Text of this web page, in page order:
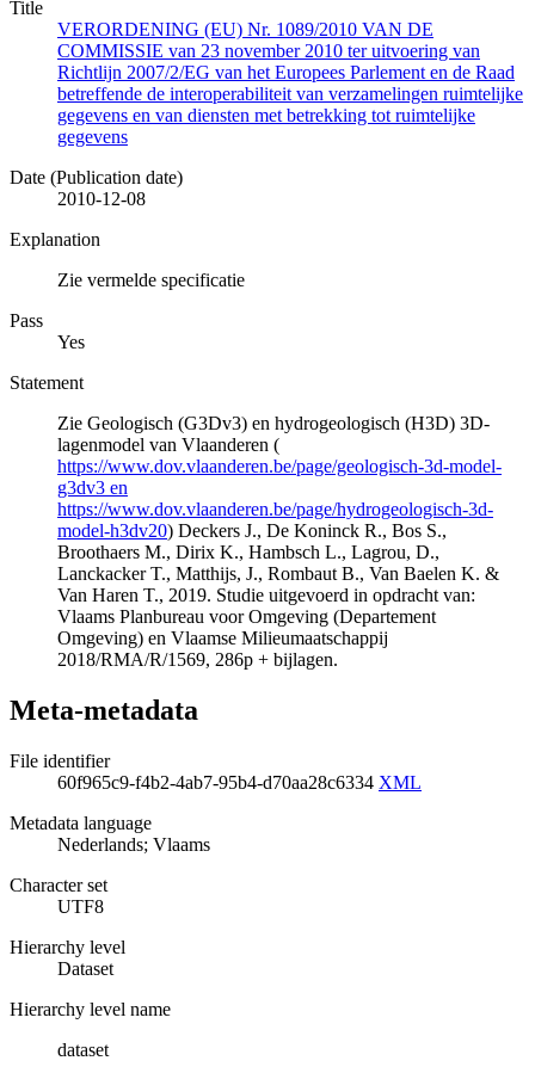
Title
VERORDENING (EU) Nr. 1089/2010 VAN DE
COMMISSIE van 23 november 2010 ter uitvoering van
Richtlijn 2007/2/EG van het Europees Parlement en de Raad
betreffende de interoperabiliteit van verzamelingen ruimtelijke
gegevens en van diensten met betrekking tot ruimtelijke
gegevens
Date (Publication date)
2010-12-08
Explanation
Zie vermelde specificatie
Pass
Yes
Statement
Zie Geologisch (G3Dv3) en hydrogeologisch (H3D) 3D-
lagenmodel van Vlaanderen (
https://www.dov.vlaanderen.be/page/geologisch-3d-model-
g3dv3 en
https://www.dov.vlaanderen.be/page/hydrogeologisch-3d-
model-h3dv20) Deckers J., De Koninck R., Bos S.,
Broothaers M., Dirix K., Hambsch L., Lagrou, D.,
Lanckacker T., Matthijs, J., Rombaut B., Van Baelen K. &
Van Haren T., 2019. Studie uitgevoerd in opdracht van:
Vlaams Planbureau voor Omgeving (Departement
Omgeving) en Vlaamse Milieumaatschappij
2018/RMA/R/1569, 286p + bijlagen.
Meta-metadata
File identifier
60f965c9-f4b2-4ab7-95b4-d70aa28c6334 XML
Metadata language
Nederlands; Vlaams
Character set
UTF8
Hierarchy level
Dataset
Hierarchy level name
dataset